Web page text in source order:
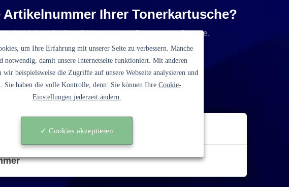
Artikelnummer Ihrer Tonerkartusche?
ist nicht aufgelistet? Kontaktieren Sie unseren Service.
um Ihre Erfahrung mit unserer Seite zu verbessern. Manche
notwendig, damit unsere Internetseite funktioniert. Mit anderen
wir beispielsweise die Zugriffe auf unsere Webseite analysieren und
Sie haben die volle Kontrolle, denn: Sie können Ihre Cookie-
Einstellungen jederzeit ändern.
✓ Cookies akzeptieren